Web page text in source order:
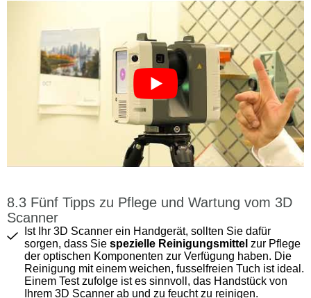
Fünf Tipps zu Pflege und Wartung vom 3D
Scanner
Ist Ihr 3D Scanner ein Handgerät, sollten Sie dafür
sorgen, dass Sie spezielle Reinigungsmittel zur Pflege
der optischen Komponenten zur Verfügung haben. Die
Reinigung mit einem weichen, fusselfreien Tuch ist ideal.
Einem Test zufolge ist es sinnvoll, das Handstück von
Ihrem 3D Scanner ab und zu feucht zu reinigen.